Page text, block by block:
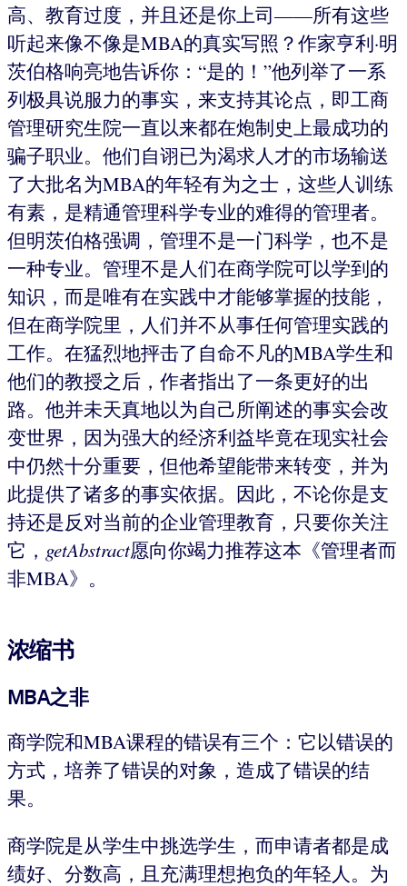
高、教育过度，并且还是你上司——所有这些
听起来像不像是MBA的真实写照？作家亨利·明
茨伯格响亮地告诉你：“是的！”他列举了一系
列极具说服力的事实，来支持其论点，即工商
管理研究生院一直以来都在炮制史上最成功的
骗子职业。他们自诩已为渴求人才的市场输送
了大批名为MBA的年轻有为之士，这些人训练
有素，是精通管理科学专业的难得的管理者。
但明茨伯格强调，管理不是一门科学，也不是
一种专业。管理不是人们在商学院可以学到的
知识，而是唯有在实践中才能够掌握的技能，
但在商学院里，人们并不从事任何管理实践的
工作。在猛烈地抨击了自命不凡的MBA学生和
他们的教授之后，作者指出了一条更好的出
路。他并未天真地以为自己所阐述的事实会改
变世界，因为强大的经济利益毕竟在现实社会
中仍然十分重要，但他希望能带来转变，并为
此提供了诸多的事实依据。因此，不论你是支
持还是反对当前的企业管理教育，只要你关注
它， getAbstract愿向你竭力推荐这本《管理者而
非MBA》。
浓缩书
MBA之非
商学院和MBA课程的错误有三个：它以错误的
方式，培养了错误的对象，造成了错误的结
果。
商学院是从学生中挑选学生，而申请者都是成
绩好、分数高，且充满理想抱负的年轻人。为